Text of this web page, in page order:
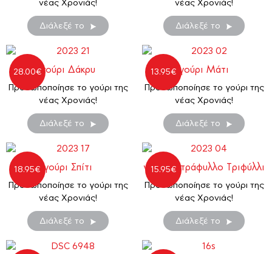
νέας Χρονιάς!
Διάλεξέ το
νέας Χρονιάς!
Διάλεξέ το
28.00€γούρι Δάκρυ
Προσωποποίησε το γούρι της
νέας Χρονιάς!
Διάλεξέ το
13.95€ γούρι Μάτι
Προσωποποίησε το γούρι της
νέας Χρονιάς!
Διάλεξέ το
18.95€ γούρι Σπίτι
Προσωποποίησε το γούρι της
νέας Χρονιάς!
Διάλεξέ το
15.95€
γούρι Τετράφυλλο Τριφύλλι
Προσωποποίησε το γούρι της
νέας Χρονιάς!
Διάλεξέ το